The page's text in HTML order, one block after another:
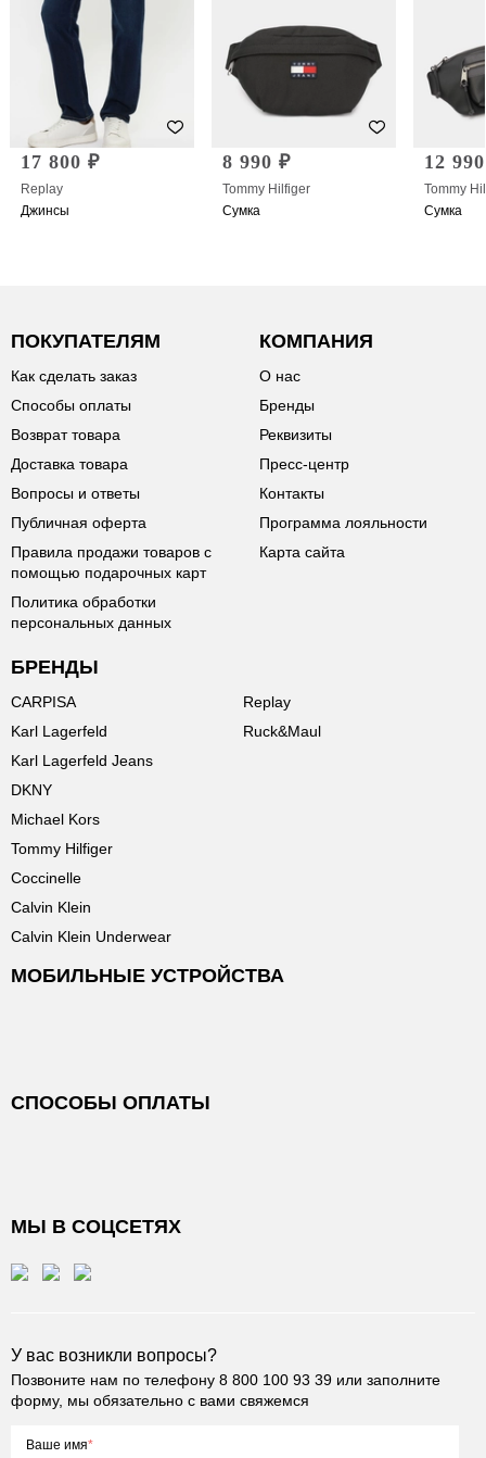
17 800 ₽
Replay
Джинсы
8 990 ₽
Tommy Hilfiger
Сумка
12
Tommy
Сумка
ПОКУПАТЕЛЯМ
Как сделать заказ
Способы оплаты
Возврат товара
Доставка товара
Вопросы и ответы
Публичная оферта
Правила продажи товаров с
помощью подарочных карт
Политика обработки
персональных данных
КОМПАНИЯ
О нас
Бренды
Реквизиты
Пресс-центр
Контакты
Программа лояльности
Карта сайта
БРЕНДЫ
CARPISA
Karl Lagerfeld
Karl Lagerfeld Jeans
DKNY
Michael Kors
Tommy Hilfiger
Coccinelle
Calvin Klein
Calvin Klein Underwear
Replay
Ruck&Maul
МОБИЛЬНЫЕ УСТРОЙСТВА
СПОСОБЫ ОПЛАТЫ
МЫ В СОЦСЕТЯХ
У вас возникли вопросы?
Позвоните нам по телефону 8 800 100 93 39 или заполните
форму, мы обязательно с вами свяжемся
Ваше имя